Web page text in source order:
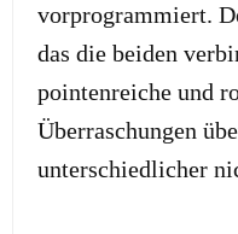
vorprogrammiert.
das die beiden
pointenreiche und
Überraschungen
unterschiedlicher